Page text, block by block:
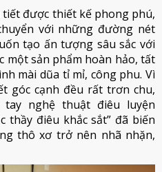
tiết được thiết kế phong phú,
với những đường nét
tạo ấn tượng sâu sắc với
một sản phẩm hoàn hảo, tất
mài dũa tỉ mỉ, công phu. Vì
góc cạnh đều rất trơn chu,
nghệ thuật điêu luyện
thầy điêu khắc sắt” đã biến
thô xơ trở nên nhã nhặn,